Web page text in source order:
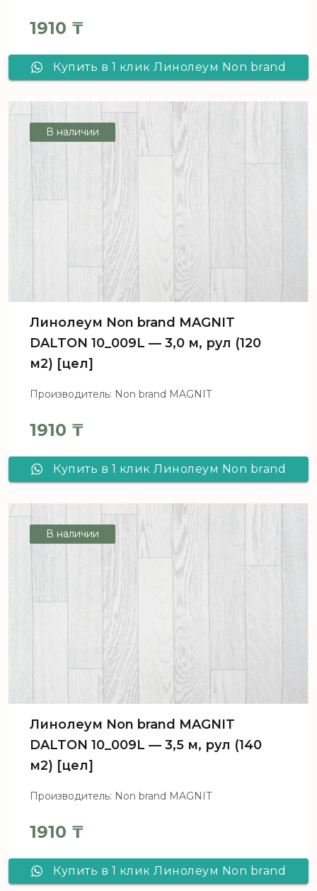
1910 ₸
Купить в 1 клик Линолеум Non brand
В наличии
Линолеум Non brand MAGNIT
DALTON 10_009L — 3,0 м, рул (120
м2) [цел]
Производитель: Non brand MAGNIT
1910 ₸
Купить в 1 клик Линолеум Non brand
В наличии
Линолеум Non brand MAGNIT
DALTON 10_009L — 3,5 м, рул (140
м2) [цел]
Производитель: Non brand MAGNIT
1910 ₸
Купить в 1 клик Линолеум Non brand